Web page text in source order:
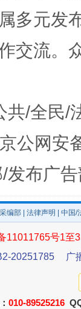
多元发
交流。
共/全民/
公网安
布广
编部 法律声明 | 中国
11011765号1至
20251785
广
010-89525216